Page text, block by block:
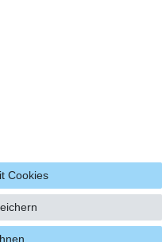
Alle Rechte vorbehalten.
Cookies